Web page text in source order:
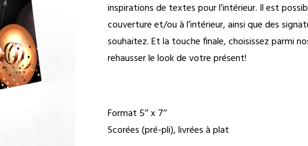
inspirations de textes pour l’intérieur. Il est
couverture et/ou à l’intérieur, ainsi que des
souhaitez. Et la touche finale, choisissez parmi
rehausser le look de votre présent!
Format 5’’ x 7’’
Scorées (pré-pli), livrées à plat